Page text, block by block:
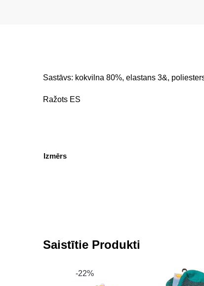
Sastāvs: kokvilna 80%, elastans 3&,
Ražots ES
Izmērs
Saistītie Produkti
-22%